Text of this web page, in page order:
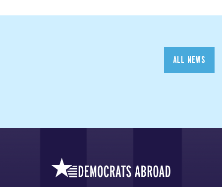
ALL NEWS